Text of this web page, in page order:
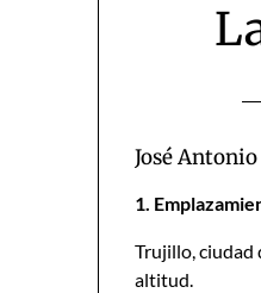
José
1.
Trujillo, ciudad
altitud.